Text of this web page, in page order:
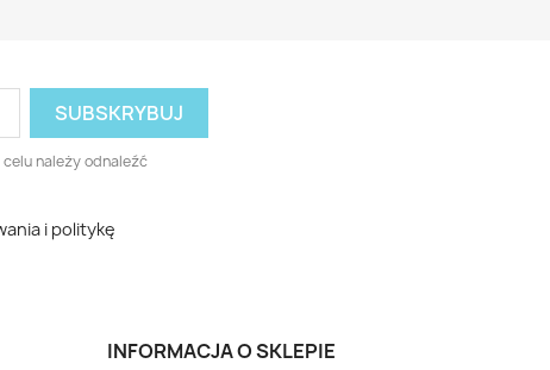
należy odnaleźć
i politykę
INFORMACJA O SKLEPIE